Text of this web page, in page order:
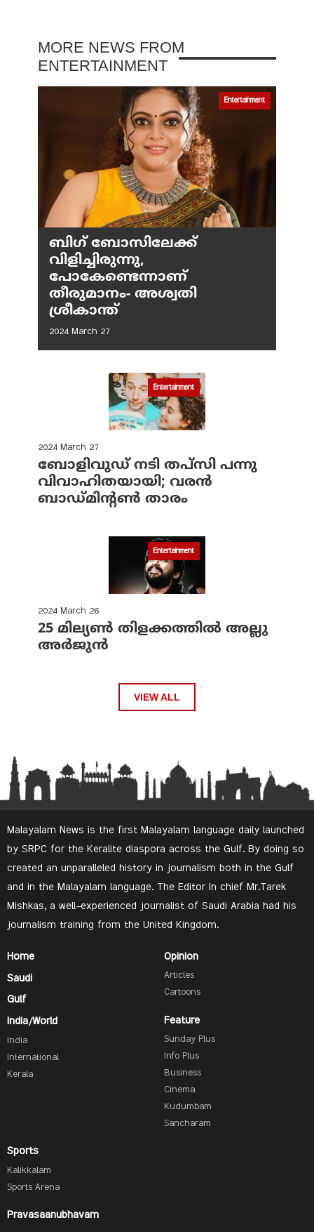
MORE NEWS FROM
ENTERTAINMENT
Entertainment
ബിഗ് ബോസിലേക്ക്
വിളിച്ചിരുന്നു,
പോകേണ്ടെന്നാണ്
തീരുമാനം- അശ്വതി
ശ്രീകാന്ത്
2024 March 27
Entertainment
2024 March 27
ബോളിവുഡ് നടി തപ്‌സി പന്നു
വിവാഹിതയായി; വരന്‍
ബാഡ്മിന്റണ്‍ താരം
Entertainment
2024 March 26
25 മില്യണ്‍ തിളക്കത്തില്‍ അല്ലു
അര്‍ജുന്‍
VIEW ALL
Malayalam News is the first Malayalam language daily launched
by SRPC for the Keralite diaspora across the Gulf. By doing so
created an unparalleled history in journalism both in the Gulf
and in the Malayalam language. The Editor In chief Mr.Tarek
Mishkas, a well-experienced journalist of Saudi Arabia had his
journalism training from the United Kingdom.
Home
Saudi
Gulf
India/World
India
International
Kerala
Opinion
Articles
Cartoons
Feature
Sunday Plus
Info Plus
Business
Cinema
Kudumbam
Sancharam
Sports
Kalikkalam
Sports Arena
Pravasaanubhavam